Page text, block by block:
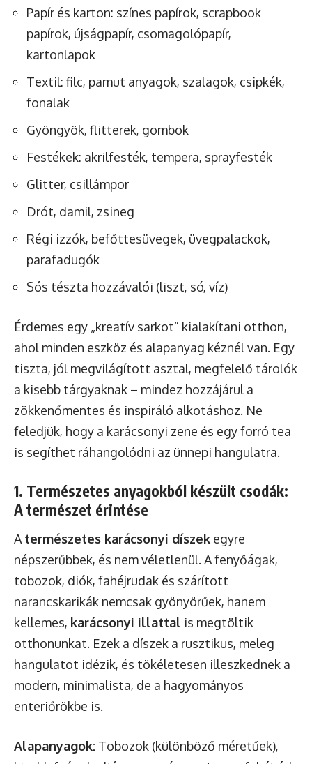
Papír és karton: színes papírok, scrapbook
papírok, újságpapír, csomagolópapír,
kartonlapok
Textil: filc, pamut anyagok, szalagok, csipkék,
fonalak
Gyöngyök, flitterek, gombok
Festékek: akrilfesték, tempera, sprayfesték
Glitter, csillámpor
Drót, damil, zsineg
Régi izzók, befőttesüvegek, üvegpalackok,
parafadugók
Sós tészta hozzávalói (liszt, só, víz)
Érdemes egy „kreatív sarkot” kialakítani otthon,
ahol minden eszköz és alapanyag kéznél van. Egy
tiszta, jól megvilágított asztal, megfelelő tárolók
a kisebb tárgyaknak – mindez hozzájárul a
zökkenőmentes és inspiráló alkotáshoz. Ne
feledjük, hogy a karácsonyi zene és egy forró tea
is segíthet ráhangolódni az ünnepi hangulatra.
1. Természetes anyagokból készült csodák:
A természet érintése
A természetes karácsonyi díszek egyre
népszerűbbek, és nem véletlenül. A fenyőágak,
tobozok, diók, fahéjrudak és szárított
narancskarikák nemcsak gyönyörűek, hanem
kellemes, karácsonyi illattal is megtöltik
otthonunkat. Ezek a díszek a rusztikus, meleg
hangulatot idézik, és tökéletesen illeszkednek a
modern, minimalista, de a hagyományos
enteriőrökbe is.
Alapanyagok: Tobozok (különböző méretűek),